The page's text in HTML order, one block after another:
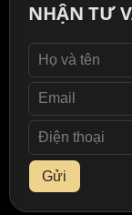
NHẬN TƯ
Gửi